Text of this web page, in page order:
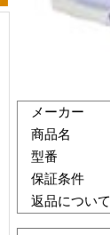
メーカー
商品名
型番
保証条件
返品について